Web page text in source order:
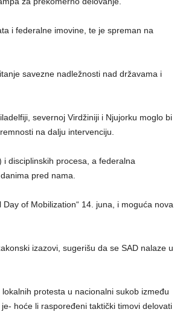
i federalne imovine, te je spreman na
savezne nadležnosti nad državama i
severnoj Virdžiniji i Njujorku moglo bi
na dalju intervenciju.
disciplinskih procesa, a federalna
pred nama.
of Mobilization“ 14. juna, i moguća nova
izazovi, sugerišu da se SAD nalaze u
protesta u nacionalni sukob između
hoće li raspoređeni taktički timovi delovati